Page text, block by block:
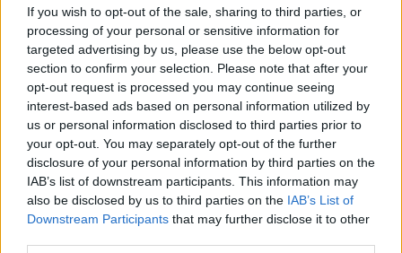
If you wish to opt-out of the sale, sharing to third parties, or
processing of your personal or sensitive information for
targeted advertising by us, please use the below opt-out
section to confirm your selection. Please note that after your
opt-out request is processed you may continue seeing
interest-based ads based on personal information utilized by
us or personal information disclosed to third parties prior to
your opt-out. You may separately opt-out of the further
disclosure of your personal information by third parties on the
IAB’s list of downstream participants. This information may
also be disclosed by us to third parties on the IAB’s List of
Downstream Participants that may further disclose it to other
5kWh di energia l'una e dotate di un sistema
di riscaldamento autonomo che ne consente
un utilizzo ottimale anche durante la stagione
fredda.
Altre caratteristiche
L'EP600 e le batterie B500 presentano una
parte esterna in lega d'alluminio che ha
permesso loro di ottenere la classificazione
IP65, garanzia di protezione dalla
penetrazione di liquidi, vapori, polvere,
nonché di resistenza a graffi e usura. In caso